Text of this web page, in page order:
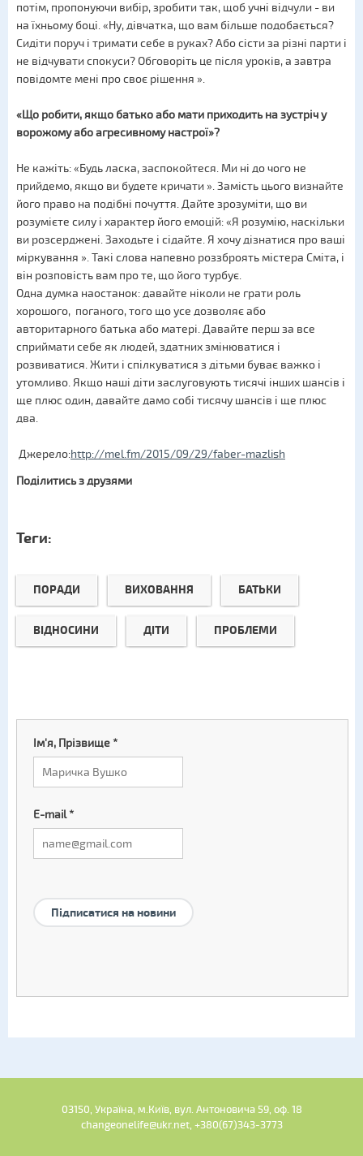
потім, пропонуючи вибір, зробити так, щоб учні відчули - ви
на їхньому боці. «Ну, дівчатка, що вам більше подобається?
Сидіти поруч і тримати себе в руках? Або сісти за різні парти і
не відчувати спокуси? Обговоріть це після уроків, а завтра
повідомте мені про своє рішення ».
«Що робити, якщо батько або мати приходить на зустріч у
ворожому або агресивному настрої»?
Не кажіть: «Будь ласка, заспокойтеся. Ми ні до чого не
прийдемо, якщо ви будете кричати ». Замість цього визнайте
його право на подібні почуття. Дайте зрозуміти, що ви
розумієте силу і характер його емоцій: «Я розумію, наскільки
ви розсерджені. Заходьте і сідайте. Я хочу дізнатися про ваші
міркування ». Такі слова напевно роззброять містера Сміта, і
він розповість вам про те, що його турбує.
Одна думка наостанок: давайте ніколи не грати роль
хорошого, поганого, того що усе дозволяє або
авторитарного батька або матері. Давайте перш за все
сприймати себе як людей, здатних змінюватися і
розвиватися. Жити і спілкуватися з дітьми буває важко і
утомливо. Якщо наші діти заслуговують тисячі інших шансів і
ще плюс один, давайте дамо собі тисячу шансів і ще плюс
два.
Джерело:http://mel.fm/2015/09/29/faber-mazlish
Поділитись з друзями
Теги:
ПОРАДИ ВИХОВАННЯ БАТЬКИ
ВІДНОСИНИ ДІТИ ПРОБЛЕМИ
Ім'я, Прізвище*
E-mail*
Підписатися на новини
03150, Україна, м.Київ, вул. Антоновича 59, оф. 18
changeonelife@ukr.net, +380(67)343-3773